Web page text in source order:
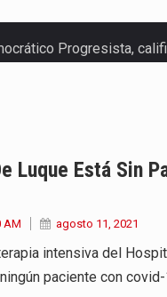
Progresista,
reside en…
en el aeropuerto…
tensión durante la
que realizó este
de…
Luque Está Sin
AM agosto 11, 2021
intensiva del
paciente con